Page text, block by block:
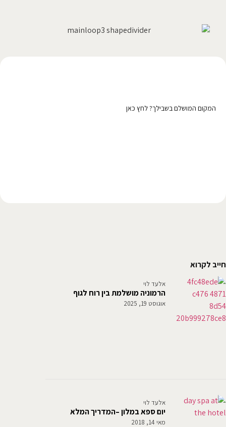
המקום המושלם בשבילך? לחץ כאן
חייב לקרוא
הרמוניה מושלמת בין רוח לגוף
אלעד לוי
אוגוסט 19, 2025
יום ספא במלון –המדריך המלא
אלעד לוי
מאי 14, 2018